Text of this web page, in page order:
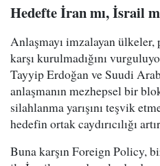
Hedefte İran mı, İsrail
Anlaşmayı imzalayan
karşı kurulmadığını
Tayyip Erdoğan ve Suudi
anlaşmanın mezhepsel bir
silahlanma yarışını teşvik
hedefin ortak caydırıcılığı
Buna karşın Foreign Policy,